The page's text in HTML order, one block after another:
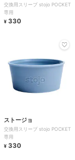
交換用スリーブ stojo POCKET
専用
¥ 330
ストージョ
交換用スリーブ stojo POCKET
専用
¥ 330